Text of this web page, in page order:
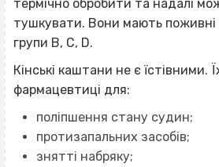
термічно обробити та надалі
тушкувати. Вони мають поживні
групи B, С, D.
Кінські каштани не є їстівними.
фармацевтиці для:
поліпшення стану судин;
протизапальних засобів;
знятті набряку;